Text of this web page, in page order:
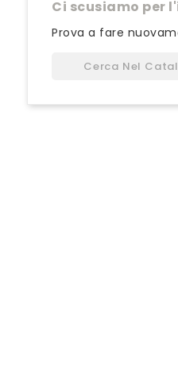
Ci scusiamo per
Prova a fare